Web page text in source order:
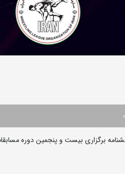
برگزاری بیست و پنجمین دوره